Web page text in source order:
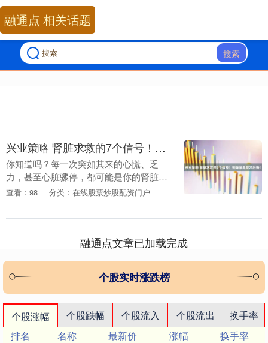
搜索
融通点 相关话题
兴业策略 肾脏求救的7个信号！别等尿毒症才后悔！
你知道吗？每一次突如其来的心慌、乏
力，甚至心脏骤停，都可能是你的肾脏在
拼命呐喊！对于肾衰竭患者来说，高钾血
下降后，排钾能力....
查看：98 分类：在线股票炒股配资门户
融通点文章已加载完成
个股实时涨跌榜
个股涨幅 个股跌幅 个股流入 个股流出
换手率
排名
名称 最新价 涨幅
换手率